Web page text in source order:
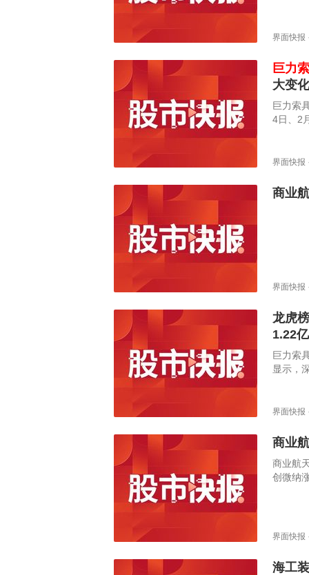
界面快报
巨力
大变化
巨力索
4日、2
不存在
生较大
常波动
界面快报
商业
界面快报
龙虎
1.22
巨力索
显示，
界面快报
商业
商业航
创微纳
界面快报
海工